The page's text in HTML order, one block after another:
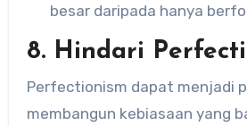
besar daripada hanya
8. Hindari
Perfectionism dapat menjadi
membangun kebiasaan yang